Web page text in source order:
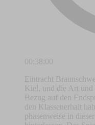
00:38:00
Eintracht
Kiel, und die Art und
Bezug auf den
den Klassenerhalt
phasenweise in